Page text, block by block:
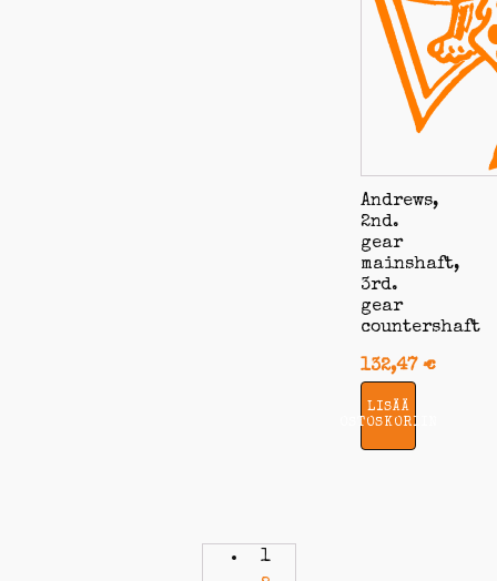
Andrews,
2nd.
gear
mainshaft,
3rd.
gear
countershaft
132,47 €
LISÄÄ
OSTOSKORIIN
1